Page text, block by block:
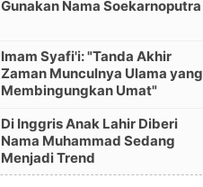
Gunakan Nama Soekarnoputra
Imam Syafi'i: "Tanda Akhir
Zaman Munculnya Ulama yang
Membingungkan Umat"
Di Inggris Anak Lahir Diberi
Nama Muhammad Sedang
Menjadi Trend